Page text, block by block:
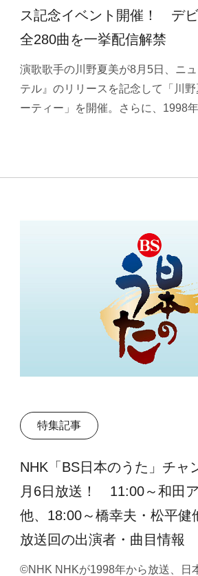
ス記念イベント開催！ デ
全280曲を一挙配信解禁
演歌歌手の川野夏美が8月5日、ニ
テル』のリリースを記念して「川
ーティー」を開催。さらに、1998
特集記事
NHK「BS日本のうた」チャ
月6日放送！ 11:00～和田
他、18:00～橋幸夫・松平
放送回の出演者・曲目情報
©NHK NHKが1998年から放送、日